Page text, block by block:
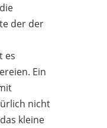
der der
es
Ein
nicht
kleine